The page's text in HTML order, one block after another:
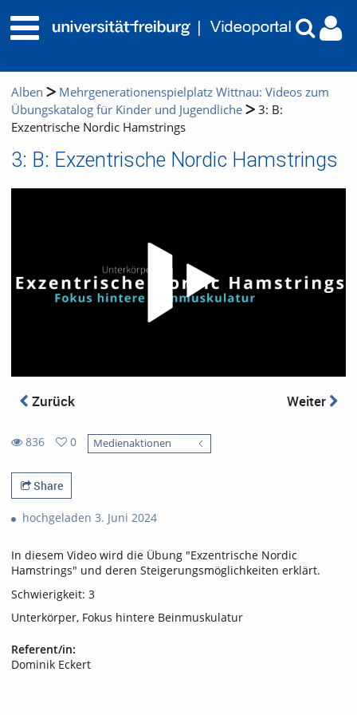
Alben
Mehrgenerationenspielplatz Wittnau: Videos zum
Übungskatalog für Kinder und Jugendliche
3: B:
Exzentrische Nordic Hamstrings
3: B: Exzentrische Nordic Hamstrings
Zurück Weiter
836
views
0
favorites
Medienaktionen
Share
hochgeladen 3. Juni 2024
In diesem Video wird die Übung "Exzentrische Nordic
Hamstrings" und deren Steigerungsmöglichkeiten erklärt.
Schwierigkeit: 3
Unterkörper, Fokus hintere Beinmuskulatur
Referent/in:
Dominik Eckert